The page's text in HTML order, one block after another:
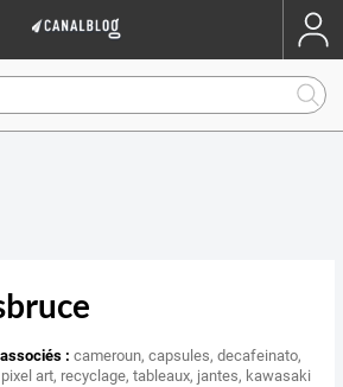
: cameroun,capsules,decafeinato,
pixel art, recyclage,tableaux, jantes, kawasaki